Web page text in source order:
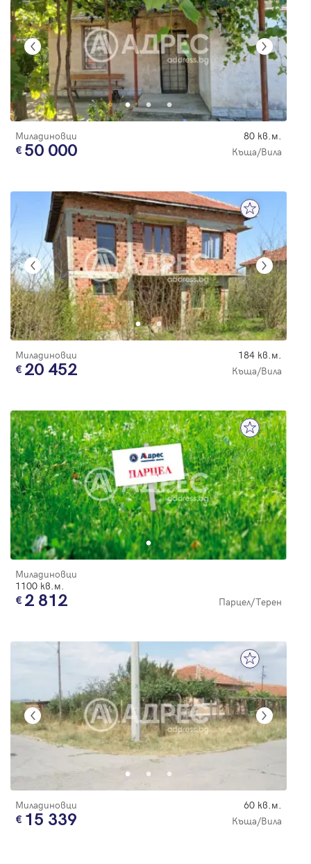
Миладиновци 80 кв.м.
50 000 Къща/Вила
Миладиновци 184 кв.м.
20 452 Къща/Вила
Миладиновци
1100 кв.м.
2 812 Парцел/Терен
Миладиновци 60 кв.м.
15 339 Къща/Вила